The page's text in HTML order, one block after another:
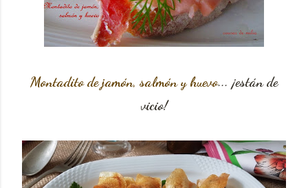
Montadito de jamón, salmón y huevo... ¡están de
vicio!